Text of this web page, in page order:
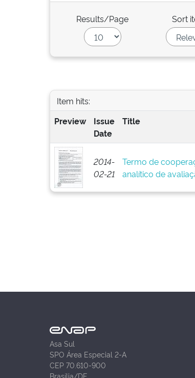
Results/Page Sort
Item hits:
Preview
Issue
Date
Title
2014-
02-21
Termo de
analítico de
Asa Sul
SPO Área Especial 2-A
CEP 70.610-900
Brasília/DF